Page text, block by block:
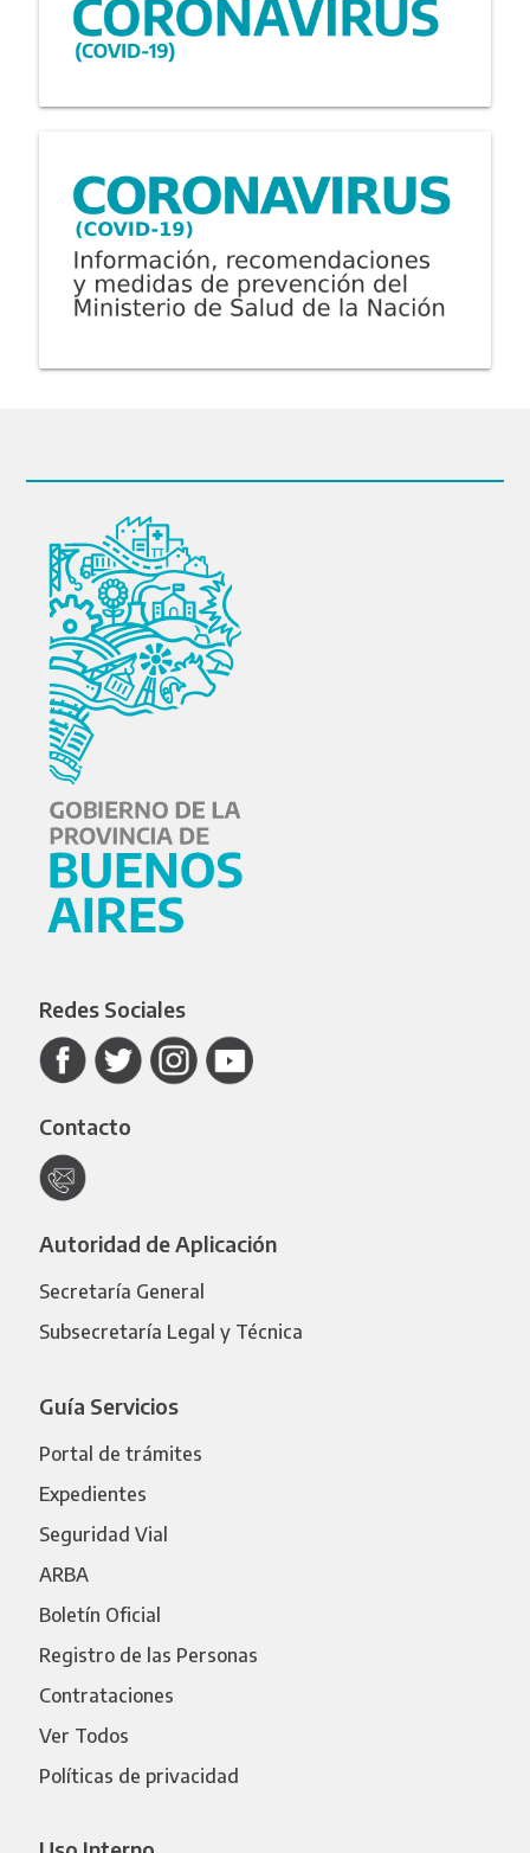
Redes Sociales
Contacto
Autoridad de Aplicación
Secretaría General
Subsecretaría Legal y Técnica
Guía Servicios
Portal de trámites
Expedientes
Seguridad Vial
ARBA
Boletín Oficial
Registro de las Personas
Contrataciones
Ver Todos
Políticas de privacidad